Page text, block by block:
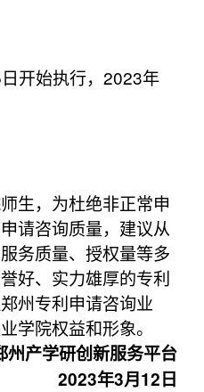
开始执行，2023年
生，为杜绝非正常申
请咨询质量，建议从
务质量、授权量等多
好、实力雄厚的专利
州专利申请咨询业
学院权益和形象。
州产学研创新服务平台
2023年3月12日